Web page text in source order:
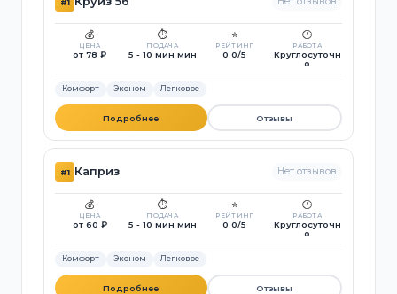
💰
ЦЕНА
от 78 ₽
⏱️
ПОДАЧА
5 - 10 мин мин
⭐
РЕЙТИНГ
0.0/5
🕐
РАБОТА
Круглосуточн
о
Комфорт Эконом Легковое
Подробнее Отзывы
#1 Каприз Нет отзывов
💰
ЦЕНА
от 60 ₽
⏱️
ПОДАЧА
5 - 10 мин мин
⭐
РЕЙТИНГ
0.0/5
🕐
РАБОТА
Круглосуточн
о
Комфорт Эконом Легковое
Подробнее Отзывы